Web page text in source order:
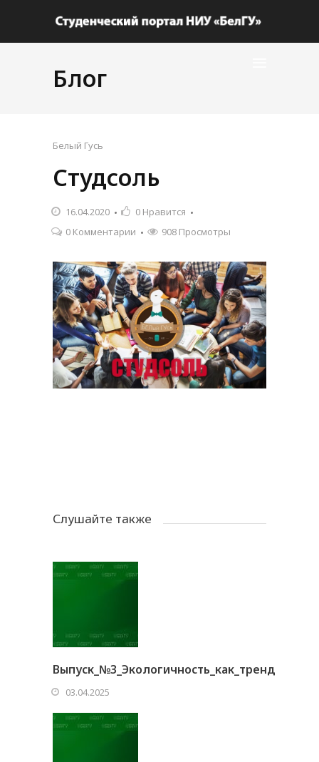
Блог
Белый Гусь
Студсоль
16.04.2020 0 Нравится
0 Комментарии
908 Просмотры
Слушайте также
Выпуск_№3_Экологичность_как_тренд
03.04.2025